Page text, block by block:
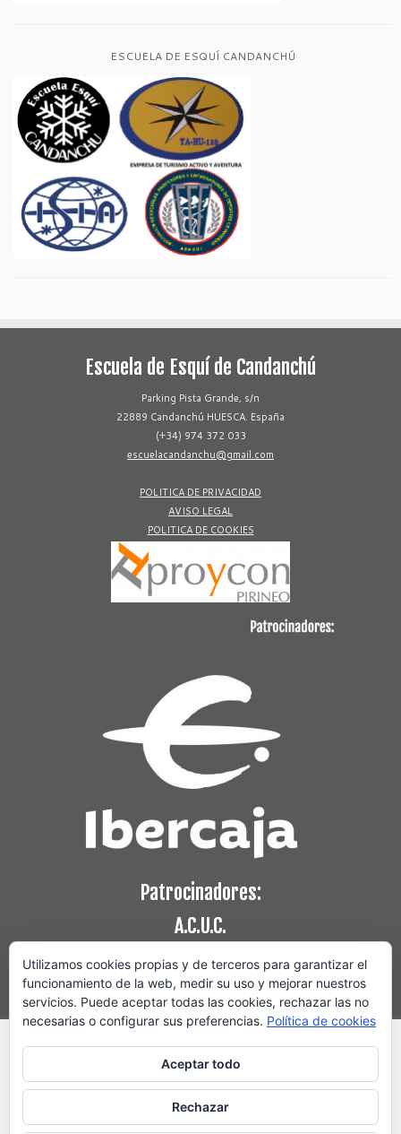
ESCUELA DE ESQUÍ CANDANCHÚ
Escuela de Esquí de Candanchú
Parking Pista Grande, s/n
22889 Candanchú HUESCA. España
(+34) 974 372 033
escuelacandanchu@gmail.com
POLITICA DE PRIVACIDAD
AVISO LEGAL
POLITICA DE COOKIES
Patrocinadores:
A.C.U.C.
Utilizamos cookies propias y de terceros para mejorar
nuestros servicios mediante el análisis de sus hábitos de
navegación. Puede aceptar las cookies haciendo clic en el
botón "Aceptar", denegar el permiso pulsando en
"Rechazar" o bien configurarlas según sus preferencias.
Utilizamos cookies propias y de terceros para garantizar el
funcionamiento de la web, medir su uso y mejorar nuestros
servicios. Puede aceptar todas las cookies, rechazar las no
necesarias o configurar sus preferencias. Política de cookies
Aceptar todo
Rechazar